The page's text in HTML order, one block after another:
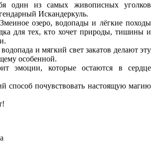
один из самых живописных уголков
Искандеркуль.
озеро, водопады и лёгкие походы
для тех, кто хочет природы, тишины и
и мягкий свет закатов делают эту
особенной.
эмоции, которые остаются в сердце
способ почувствовать настоящую магию